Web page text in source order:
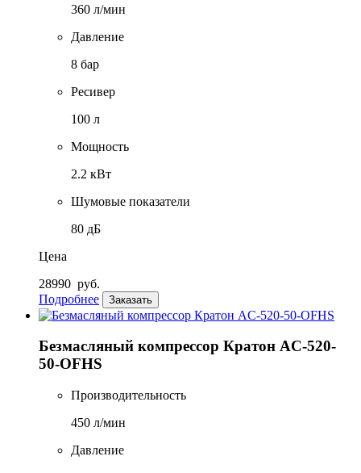
360 л/мин
Давление
8 бар
Ресивер
100 л
Мощность
2.2 кВт
Шумовые показатели
80 дБ
Цена
28990 руб.
Подробнее
Заказать
Безмасляный компрессор Кратон AC-520-
50-OFHS
Производительность
450 л/мин
Давление